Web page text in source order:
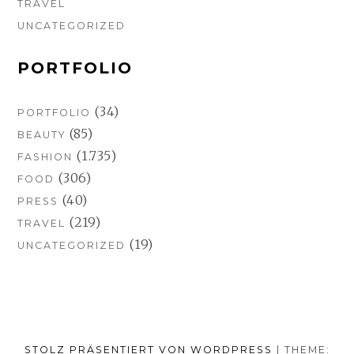
TRAVEL
UNCATEGORIZED
PORTFOLIO
PORTFOLIO (34)
BEAUTY (85)
FASHION (1.735)
FOOD (306)
PRESS (40)
TRAVEL (219)
UNCATEGORIZED (19)
STOLZ PRÄSENTIERT VON WORDPRESS THEME: